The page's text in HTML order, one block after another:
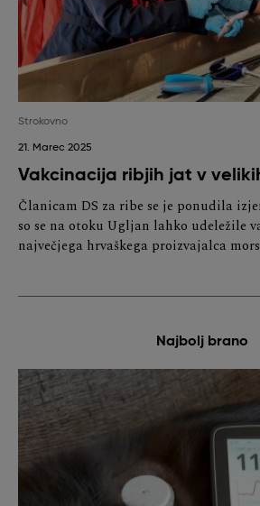
Strokovno
21. Marec 2025
Vakcinacija ribjih jat v
Članicam DS za ribe se je ponudila
so se na otoku Ugljan lahko udeležile
največjega hrvaškega proizvajalca
Najbolj brano